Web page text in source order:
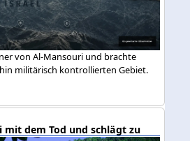
von Al-Mansouri und brachte
militärisch kontrollierten Gebiet.
dem Tod und schlägt zu